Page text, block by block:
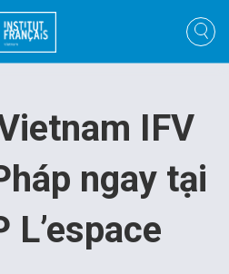
IFV
ngay tại
L’espace